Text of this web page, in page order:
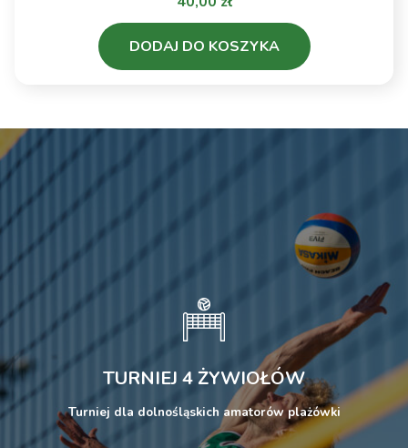
0 - 3
Biała vs UNI
Opole
ITA TOOLS
STAL Mielec vs
Łódź
2025-
11-18
19:00:00 3 - 0
LOTTO Chemik
Police vs
#VolleyWrocław
Polsat
Sport
Extra
DODAJ DO KOSZYKA
TURNIEJ 4 ŻYWIOŁÓW
Turniej dla dolnośląskich amatorów plażówki